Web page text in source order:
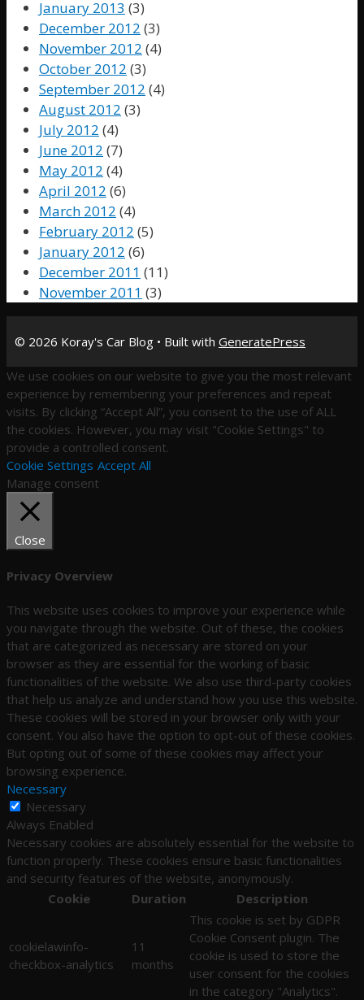
January 2013 (3)
December 2012 (3)
November 2012 (4)
October 2012 (3)
September 2012 (4)
August 2012 (3)
July 2012 (4)
June 2012 (7)
May 2012 (4)
April 2012 (6)
March 2012 (4)
February 2012 (5)
January 2012 (6)
December 2011 (11)
November 2011 (3)
© 2026 Koray's Car Blog • Built with GeneratePress
We use cookies on our website to give you the most relevant
experience by remembering your preferences and repeat
visits. By clicking “Accept All”, you consent to the use of ALL
the cookies. However, you may visit "Cookie Settings" to
provide a controlled consent.
Cookie Settings Accept All
Manage consent
Close
Privacy Overview
This website uses cookies to improve your experience while
you navigate through the website. Out of these, the cookies
that are categorized as necessary are stored on your
browser as they are essential for the working of basic
functionalities of the website. We also use third-party cookies
that help us analyze and understand how you use this website.
These cookies will be stored in your browser only with your
consent. You also have the option to opt-out of these cookies.
But opting out of some of these cookies may affect your
browsing experience.
Necessary
Necessary
Always Enabled
Necessary cookies are absolutely essential for the website to
function properly. These cookies ensure basic functionalities
and security features of the website, anonymously.
Cookie
Duration Description
cookielawinfo-
checkbox-analytics
11
months
This cookie is set by GDPR
Cookie Consent plugin. The
cookie is used to store the
user consent for the cookies
in the category "Analytics".